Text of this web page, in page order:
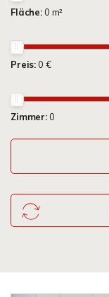
Fläche: 0 m²
Preis: 0 €
Zimmer: 0